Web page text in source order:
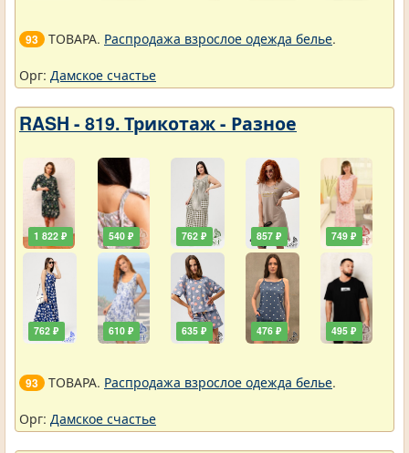
93 ТОВАРА. Распродажа взрослое одежда белье.
Орг: Дамское счастье
RASH - 819. Трикотаж - Разное
1 822 ₽
762 ₽
540 ₽
610 ₽
762 ₽
635 ₽
857 ₽
476 ₽
749 ₽
495 ₽
93 ТОВАРА. Распродажа взрослое одежда белье.
Орг: Дамское счастье